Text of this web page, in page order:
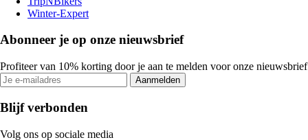
Winter-Expert
Abonneer je op onze nieuwsbrief
Profiteer van 10% korting door je aan te melden voor onze nieuwsbrief
Aanmelden
Blijf verbonden
Volg ons op sociale media